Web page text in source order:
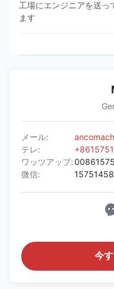
工場にエンジニアを送っ
ます
メール:
テレ:
ワッツアップ:
微信:
今